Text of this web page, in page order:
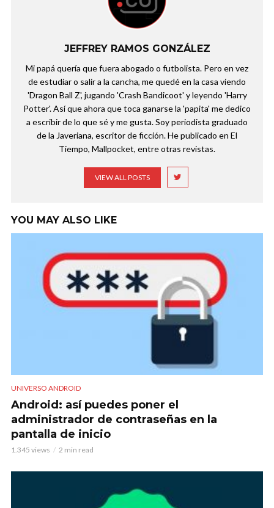
JEFFREY RAMOS GONZÁLEZ
Mi papá quería que fuera abogado o futbolista. Pero en vez
de estudiar o salir a la cancha, me quedé en la casa viendo
'Dragon Ball Z', jugando 'Crash Bandicoot' y leyendo 'Harry
Potter'. Así que ahora que toca ganarse la 'papita' me dedico
a escribir de lo que sé y me gusta. Soy periodista graduado
de la Javeriana, escritor de ficción. He publicado en El
Tiempo, Mallpocket, entre otras revistas.
VIEW ALL POSTS
YOU MAY ALSO LIKE
UNIVERSO ANDROID
Android: así puedes poner el
administrador de contraseñas en la
pantalla de inicio
1.345 views 2 min read